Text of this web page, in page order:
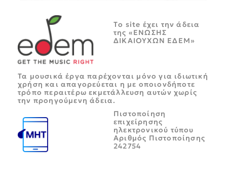
Tο site έχει την άδεια
της «ΕΝΩΣΗΣ
ΔΙΚΑΙΟΥΧΩΝ ΕΔΕΜ»
Τα μουσικά έργα παρέχονται μόνο για ιδιωτική
χρήση και απαγορεύεται η με οποιονδήποτε
τρόπο περαιτέρω εκμετάλλευση αυτών χωρίς
την προηγούμενη άδεια.
Πιστοποίηση
επιχείρησης
ηλεκτρονικού τύπου
Αριθμός Πιστοποίησης
242754